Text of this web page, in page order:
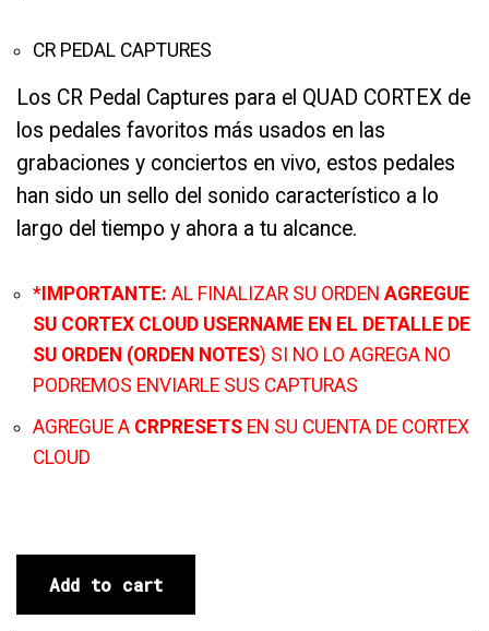
CR PEDAL CAPTURES
Los CR Pedal Captures para el QUAD CORTEX de
los pedales favoritos más usados en las
grabaciones y conciertos en vivo, estos pedales
han sido un sello del sonido característico a lo
largo del tiempo y ahora a tu alcance.
* IMPORTANTE: AL FINALIZAR SU ORDEN AGREGUE
SU CORTEX CLOUD USERNAME EN EL DETALLE DE
SU ORDEN (ORDEN NOTES) SI NO LO AGREGA NO
PODREMOS ENVIARLE SUS CAPTURAS
AGREGUE A CRPRESETS EN SU CUENTA DE CORTEX
CLOUD
Add to cart